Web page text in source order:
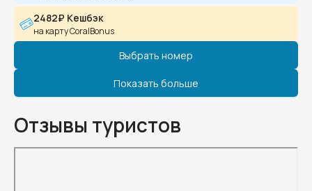
2482₽ Кешбэк
на карту CoralBonus
Выбрать номер
Показать больше
Отзывы туристов